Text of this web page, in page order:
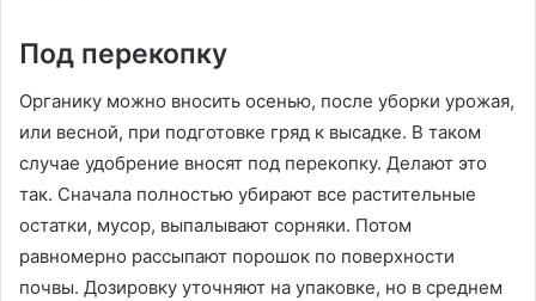
Под перекопку
Органику можно вносить осенью, после уборки урожая,
или весной, при подготовке гряд к высадке. В таком
случае удобрение вносят под перекопку. Делают это
так. Сначала полностью убирают все растительные
остатки, мусор, выпалывают сорняки. Потом
равномерно рассыпают порошок по поверхности
почвы. Дозировку уточняют на упаковке, но в среднем